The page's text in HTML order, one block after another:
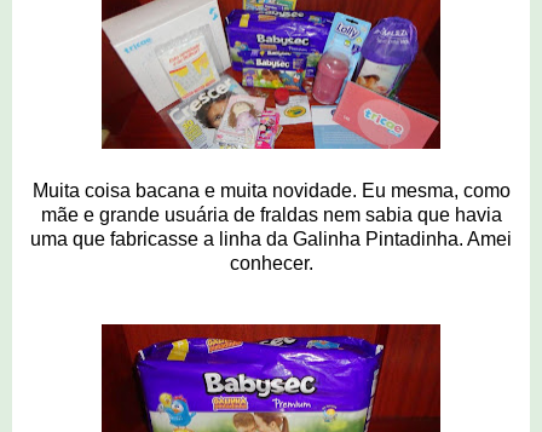
Muita coisa bacana e muita novidade. Eu mesma, como
mãe e grande usuária de fraldas nem sabia que havia
uma que fabricasse a linha da Galinha Pintadinha. Amei
conhecer.